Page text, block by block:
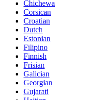
Chichewa
Corsican
Croatian
Dutch
Estonian
Filipino
Finnish
Frisian
Galician
Georgian
Gujarati